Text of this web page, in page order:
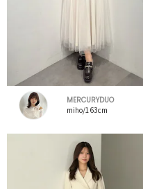
MERCURYDUO
miho/163cm